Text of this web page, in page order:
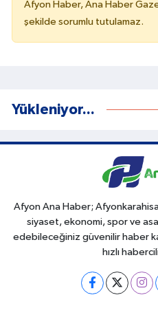
Afyon Haber, Ana Haber
şekilde sorumlu tutulamaz.
Yükleniyor...
Afyon Ana Haber;
siyaset, ekonomi, spor ve
edebileceğiniz güvenilir haber
hızlı